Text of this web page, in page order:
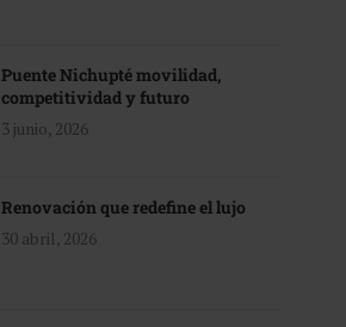
Puente Nichupté movilidad,
competitividad y futuro
3 junio, 2026
Renovación que redefine el lujo
30 abril, 2026